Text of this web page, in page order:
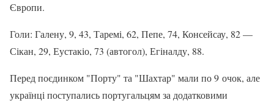
Європи.
Голи: Галену, 9, 43, Таремі, 62, Пепе, 74, Консейсау, 82 —
Сікан, 29, Еустакіо, 73 (автогол), Егіналду, 88.
Перед поєдинком "Порту" та "Шахтар" мали по 9 очок, але
українці поступались португальцям за додатковими